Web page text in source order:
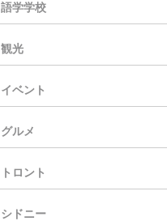
語学学校
観光
イベント
グルメ
トロント
シドニー